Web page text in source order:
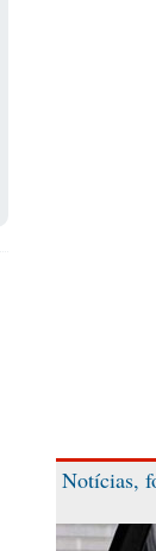
Notícias,